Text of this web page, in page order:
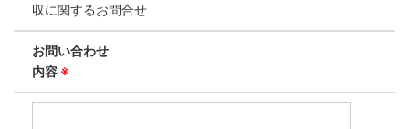
収に関するお問合せ
お問い合わせ
内容 ※